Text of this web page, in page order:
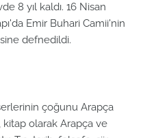
8 yıl kaldı. 16 Nisan
Emir Buhari Camii'nin
defnedildi.
çoğunu Arapça
kitap olarak Arapça ve